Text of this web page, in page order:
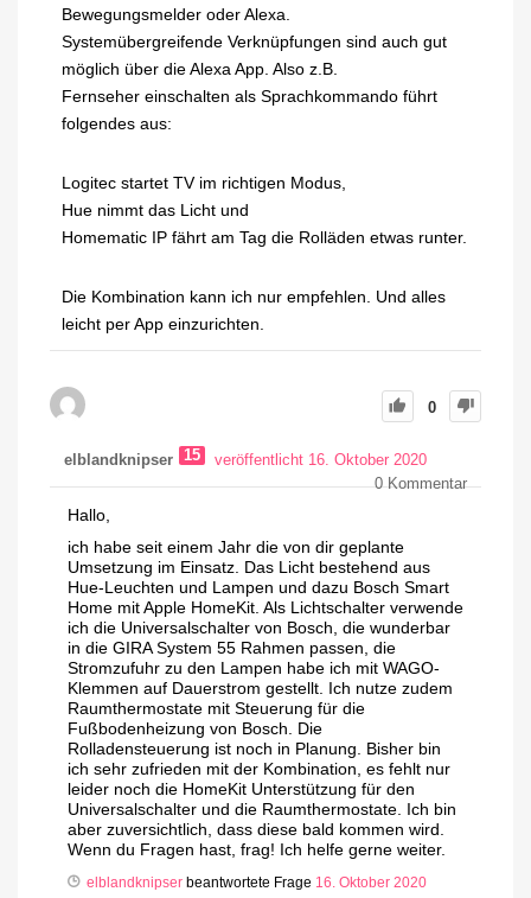
Bewegungsmelder oder Alexa.
Systemübergreifende Verknüpfungen sind auch gut
möglich über die Alexa App. Also z.B.
Fernseher einschalten als Sprachkommando führt
folgendes aus:
Logitec startet TV im richtigen Modus,
Hue nimmt das Licht und
Homematic IP fährt am Tag die Rolläden etwas runter.
Die Kombination kann ich nur empfehlen. Und alles
leicht per App einzurichten.
0
elblandknipser 15
veröffentlicht 16. Oktober 2020
0Kommentar
Hallo,
ich habe seit einem Jahr die von dir geplante
Umsetzung im Einsatz. Das Licht bestehend aus
Hue-Leuchten und Lampen und dazu Bosch Smart
Home mit Apple HomeKit. Als Lichtschalter verwende
ich die Universalschalter von Bosch, die wunderbar
in die GIRA System 55 Rahmen passen, die
Stromzufuhr zu den Lampen habe ich mit WAGO-
Klemmen auf Dauerstrom gestellt. Ich nutze zudem
Raumthermostate mit Steuerung für die
Fußbodenheizung von Bosch. Die
Rolladensteuerung ist noch in Planung. Bisher bin
ich sehr zufrieden mit der Kombination, es fehlt nur
leider noch die HomeKit Unterstützung für den
Universalschalter und die Raumthermostate. Ich bin
aber zuversichtlich, dass diese bald kommen wird.
Wenn du Fragen hast, frag! Ich helfe gerne weiter.
elblandknipser beantwortete Frage 16. Oktober 2020